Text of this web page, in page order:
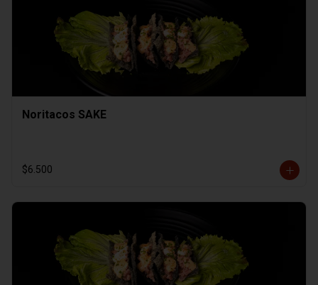
Noritacos SAKE
$6.500